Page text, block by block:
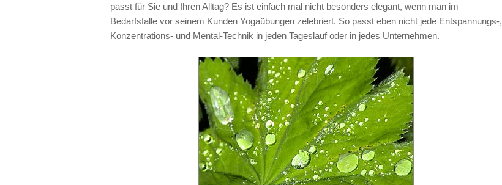
passt für Sie und Ihren Alltag? Es ist einfach mal nicht besonders elegant, wenn man im
Bedarfsfalle vor seinem Kunden Yogaübungen zelebriert. So passt eben nicht jede Entspannungs-,
Konzentrations- und Mental-Technik in jeden Tageslauf oder in jedes Unternehmen.